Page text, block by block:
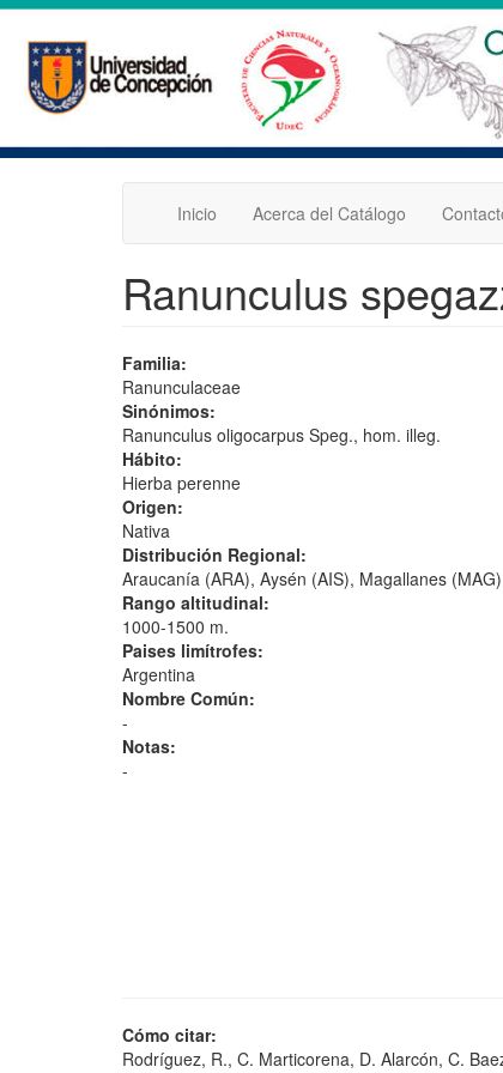
Pasar
contenido
principal
Inicio Acerca del Catálogo
Ranunculus
Familia:
Ranunculaceae
Sinónimos:
Ranunculus oligocarpus Speg., hom. illeg.
Hábito:
Hierba perenne
Origen:
Nativa
Distribución Regional:
Araucanía (ARA), Aysén (AIS), Magallanes (MAG)
Rango altitudinal:
1000-1500 m.
Paises limítrofes:
Argentina
Nombre Común:
-
Notas:
-
Cómo citar:
Rodríguez, R., C. Marticorena, D. Alarcón, C.